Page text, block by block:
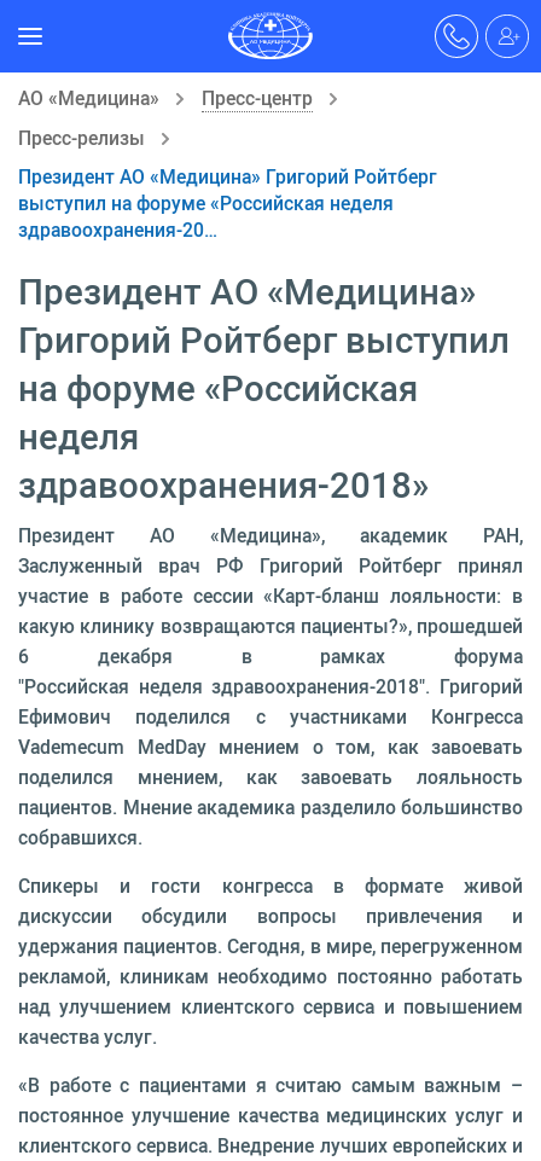
АО «Медицина»
Пресс-центр
Пресс-релизы
Президент АО «Медицина» Григорий Ройтберг
выступил на форуме «Российская неделя
здравоохранения-20…
Президент АО «Медицина»
Григорий Ройтберг выступил
на форуме «Российская
неделя
здравоохранения-2018»
Президент АО «Медицина», академик РАН,
Заслуженный врач РФ Григорий Ройтберг принял
участие в работе сессии «Карт-бланш лояльности: в
какую клинику возвращаются пациенты?», прошедшей
6 декабря в рамках форума
"Российская неделя здравоохранения-2018". Григорий
Ефимович поделился с участниками Конгресса
Vademecum MedDay мнением о том, как завоевать
поделился мнением, как завоевать лояльность
пациентов. Мнение академика разделило большинство
собравшихся.
Спикеры и гости конгресса в формате живой
дискуссии обсудили вопросы привлечения и
удержания пациентов. Сегодня, в мире, перегруженном
рекламой, клиникам необходимо постоянно работать
над улучшением клиентского сервиса и повышением
качества услуг.
«В работе с пациентами я считаю самым важным –
постоянное улучшение качества медицинских услуг и
клиентского сервиса. Внедрение лучших европейских и